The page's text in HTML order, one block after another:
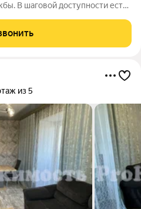
В шаговой доступности есть
сад всё это в
из 5